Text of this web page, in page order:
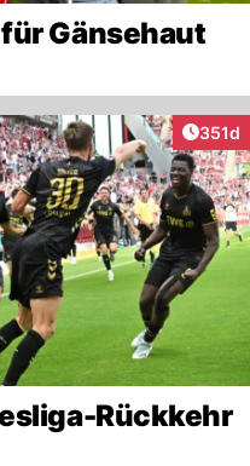
Gänsehaut
351d
Rückkehr